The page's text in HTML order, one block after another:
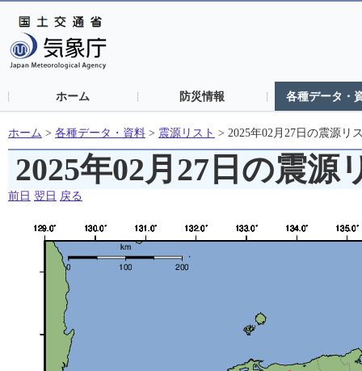
ホーム 防災情報 各種データ・
ホーム > 各種データ・資料 > 震源リスト > 2025年02月27日の震源リ
2025年02月27日の震源
前日 翌日 戻る